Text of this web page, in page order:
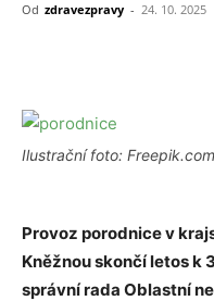
Od zdravezpravy - 24. 10. 2025
Ilustrační foto: Freepik.com
Provoz porodnice v
Kněžnou skončí letos k
správní rada Oblastní